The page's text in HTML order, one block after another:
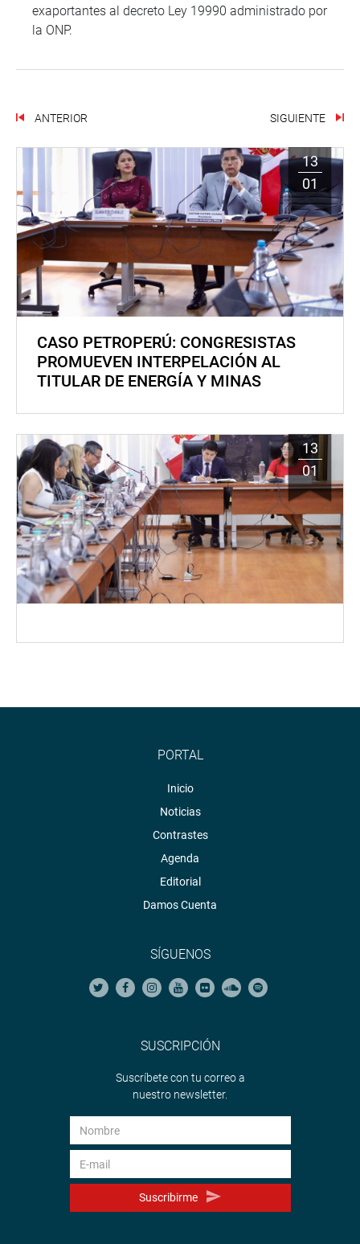
exaportantes al decreto Ley 19990 administrado por
la ONP.
ANTERIOR SIGUIENTE
13
01
CASO PETROPERÚ: CONGRESISTAS
PROMUEVEN INTERPELACIÓN AL
TITULAR DE ENERGÍA Y MINAS
13
01
PORTAL
Inicio
Noticias
Contrastes
Agenda
Editorial
Damos Cuenta
SÍGUENOS
SUSCRIPCIÓN
Suscríbete con tu correo a
nuestro newsletter.
Suscribirme